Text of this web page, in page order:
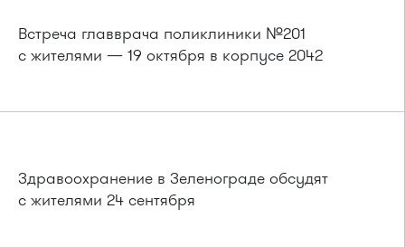
Встреча главврача поликлиники №201
с жителями — 19 октября в корпусе 2042
Здравоохранение в Зеленограде обсудят
с жителями 24 сентября